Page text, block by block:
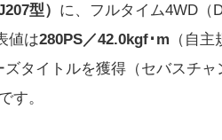
型） に、フルタイム4WD（
値は280PS／42.0kgf･m （自
タイトルを獲得（セバスチ
す。